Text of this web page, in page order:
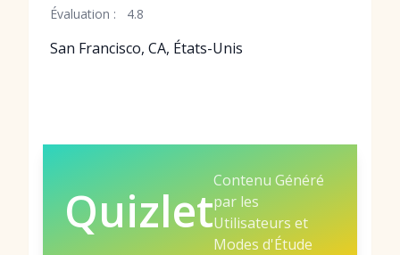
Évaluation : 4.8
San Francisco, CA, États-Unis
Quizlet
Contenu Généré
par les
Utilisateurs et
Modes d'Étude